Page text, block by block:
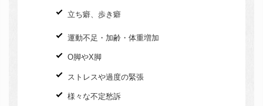
立ち癖、歩き癖
運動不足・加齢・体重増加
O脚やX脚
ストレスや過度の緊張
様々な不定愁訴